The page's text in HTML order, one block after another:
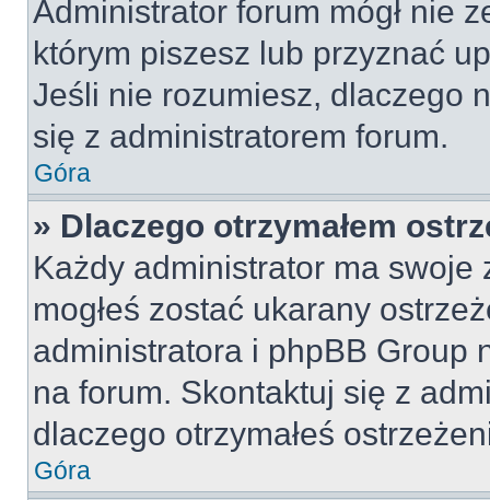
Administrator forum mógł nie
którym piszesz lub przyznać
Jeśli nie rozumiesz, dlaczego
się z administratorem forum.
Góra
» Dlaczego otrzymałem
Każdy administrator ma swoje
mogłeś zostać ukarany
administratora i phpBB Group
na forum. Skontaktuj się z
dlaczego otrzymałeś
Góra